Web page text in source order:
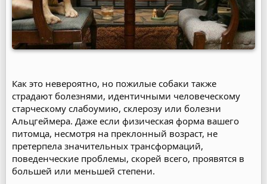
Как это невероятно, но пожилые собаки также
страдают болезнями, идентичными человеческому
старческому слабоумию, склерозу или болезни
Альцгеймера. Даже если физическая форма вашего
питомца, несмотря на преклонный возраст, не
претерпела значительных трансформаций,
поведенческие проблемы, скорей всего, проявятся в
большей или меньшей степени.